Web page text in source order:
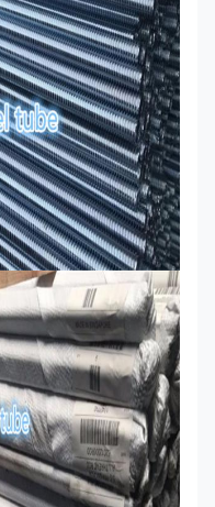
100 12
80 15
65 20
50 28
95 15
80 20
65 25
50 30